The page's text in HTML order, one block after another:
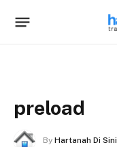
preload
By Hartanah Di Sini